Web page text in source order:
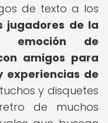
de texto a los
jugadores de la
emoción de
amigos para
experiencias de
y disquetes
de muchos